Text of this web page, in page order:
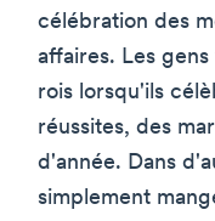
célébration des
affaires. Les
rois lorsqu'ils
réussites, des
d'année. Dans
simplement